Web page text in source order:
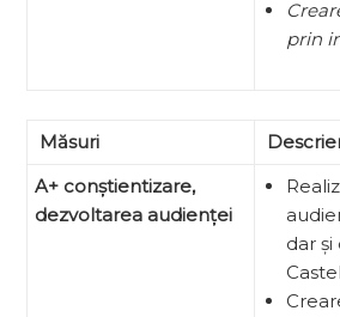
prin
Măsuri
A+ conștientizare,
dezvoltarea audienței
dar